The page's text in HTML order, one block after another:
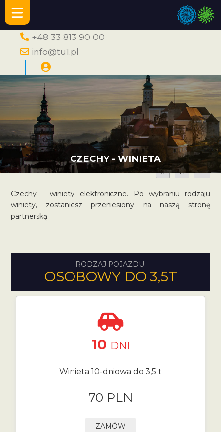
+48 33 813 90 00
info@tu1.pl
CZECHY - WINIETA
A A A
Czechy - winiety elektroniczne. Po wybraniu rodzaju
winiety, zostaniesz przeniesiony na naszą stronę
partnerską.
RODZAJ POJAZDU:
OSOBOWY DO 3,5T
10 DNI
Winieta 10-dniowa do 3,5 t
70 PLN
ZAMÓW